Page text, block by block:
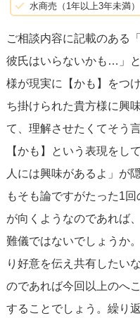
水商売（1年以上3年未満）
ご相談内容に記載のある
彼氏はいらないかも…」
様が現実に【かも】をつ
ち掛けられた貴方様に興
て、理解させたくてそう
【かも】という表現をし
人には興味があるよ」が
もそも論ですがたった1
が向くようなのであれば
難儀ではないでしょうか
り好意を伝え共有したい
のであれば今回以上のへ
することでしょう。繰り